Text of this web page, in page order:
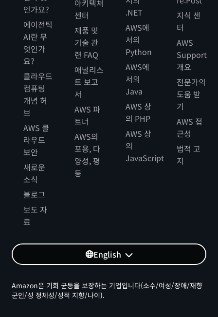
인가요?
에이전틱
AI란 무
엇인가
요?
클라우드
컴퓨팅
개념 허
브
AWS 클
라우드
보안
새로운
소식
블로그
보도 자
료
아키텍처
센터
제품 및
기술 관
련 FAQ
애널리스
트 보고
서
AWS 파
트너
AWS의
포용, 다
양성, 평
등
.NET
AWS에
서의
Python
AWS에
서의
Java
AWS 상
의 PHP
AWS 상
의
JavaScript
지식 센
터
AWS
Support
개요
전문가의
도움 받
기
AWS 접
근성
법적 고
지
English
Amazon은 기회 균등을 보장하는 기업입니다(소수/여성/장애/재향
군인/성 정체성/성적 지향/나이).